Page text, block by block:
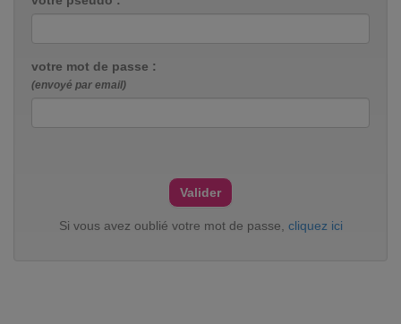
votre mot de passe :
(envoyé par email)
Si vous avez oublié votre mot de passe, cliquez ici